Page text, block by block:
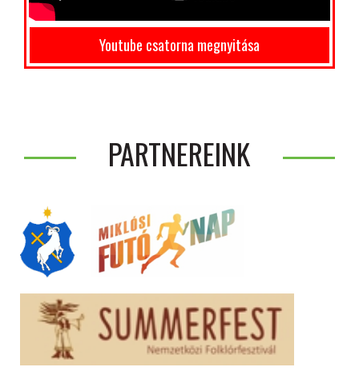
Youtube csatorna megnyitása
PARTNEREINK